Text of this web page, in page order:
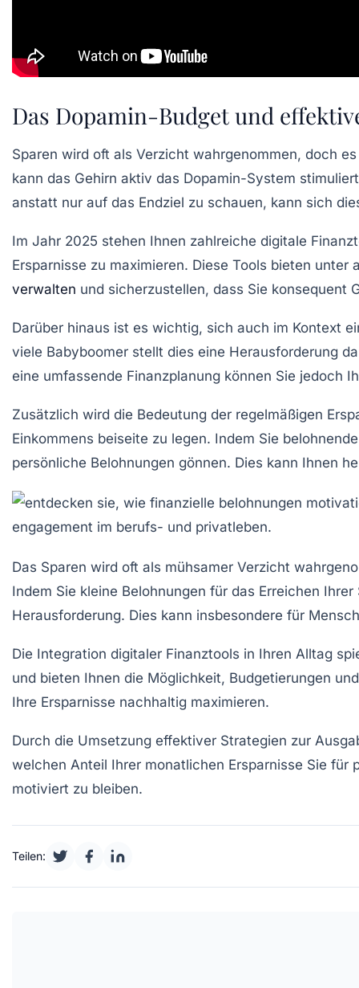
Das Dopamin-Budget und
Sparen wird oft als Verzicht wahrgenommen, doch
kann das Gehirn aktiv das Dopamin-System
anstatt nur auf das Endziel zu schauen, kann sich
Im Jahr 2025 stehen Ihnen zahlreiche digitale
Ersparnisse zu maximieren. Diese Tools bieten unter
verwalten und sicherzustellen, dass Sie konsequent
Darüber hinaus ist es wichtig, sich auch im Kontext
viele Babyboomer stellt dies eine Herausforderung
eine umfassende Finanzplanung können Sie jedoch
Zusätzlich wird die Bedeutung der regelmäßigen
Einkommens beiseite zu legen. Indem Sie
persönliche Belohnungen gönnen. Dies kann Ihnen
Das Sparen wird oft als mühsamer Verzicht
Indem Sie kleine Belohnungen für das Erreichen
Herausforderung. Dies kann insbesondere für
Die Integration digitaler Finanztools in Ihren Alltag
und bieten Ihnen die Möglichkeit, Budgetierungen
Ihre Ersparnisse nachhaltig maximieren.
Durch die Umsetzung effektiver Strategien zur
welchen Anteil Ihrer monatlichen Ersparnisse Sie
motiviert zu bleiben.
Teilen: